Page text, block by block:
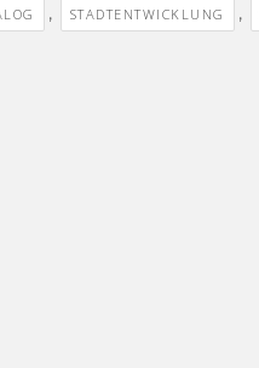
, STADTENTWICKLUNG ,